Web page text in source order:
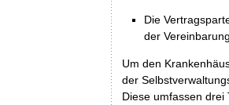
Die
der
Um den
der
Diese umfassen drei